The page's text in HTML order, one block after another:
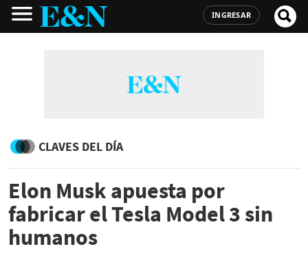
INGRESAR
CLAVES DEL DÍA
Elon Musk apuesta por
fabricar el Tesla Model 3 sin
humanos